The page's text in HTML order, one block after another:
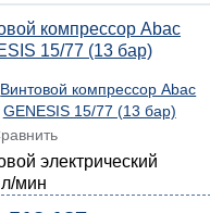
компрессор Abac
15/77 (13 бар)
электрический
мин